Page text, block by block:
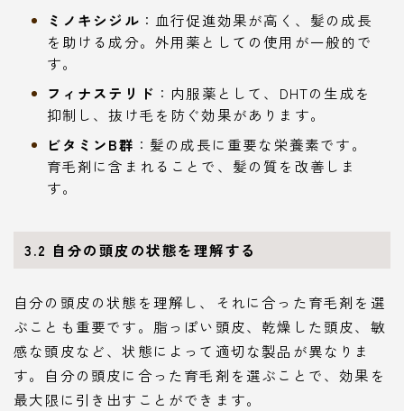
ミノキシジル ：血行促進効果が高く、髪の成長
を助ける成分。外用薬としての使用が一般的で
す。
フィナステリド ：内服薬として、DHTの生成を
抑制し、抜け毛を防ぐ効果があります。
ビタミンB群 ：髪の成長に重要な栄養素です。
育毛剤に含まれることで、髪の質を改善しま
す。
3.2 自分の頭皮の状態を理解する
自分の頭皮の状態を理解し、それに合った育毛剤を選
ぶことも重要です。脂っぽい頭皮、乾燥した頭皮、敏
感な頭皮など、状態によって適切な製品が異なりま
す。自分の頭皮に合った育毛剤を選ぶことで、効果を
最大限に引き出すことができます。